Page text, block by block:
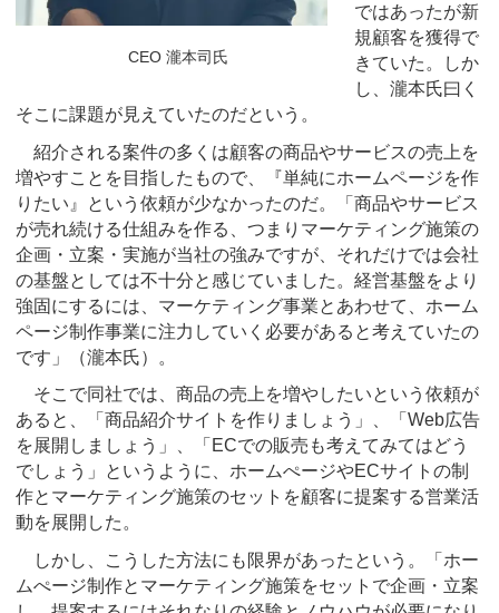
CEO 瀧本司氏
ではあったが新
規顧客を獲得で
きていた。しか
し、瀧本氏曰く
そこに課題が見えていたのだという。
紹介される案件の多くは顧客の商品やサービスの売上を
増やすことを目指したもので、『単純にホームページを作
りたい』という依頼が少なかったのだ。「商品やサービス
が売れ続ける仕組みを作る、つまりマーケティング施策の
企画・立案・実施が当社の強みですが、それだけでは会社
の基盤としては不十分と感じていました。経営基盤をより
強固にするには、マーケティング事業とあわせて、ホーム
ページ制作事業に注力していく必要があると考えていたの
です」（瀧本氏）。
そこで同社では、商品の売上を増やしたいという依頼が
あると、「商品紹介サイトを作りましょう」、「Web広告
を展開しましょう」、「ECでの販売も考えてみてはどう
でしょう」というように、ホームぺージやECサイトの制
作とマーケティング施策のセットを顧客に提案する営業活
動を展開した。
しかし、こうした方法にも限界があったという。「ホー
ムぺージ制作とマーケティング施策をセットで企画・立案